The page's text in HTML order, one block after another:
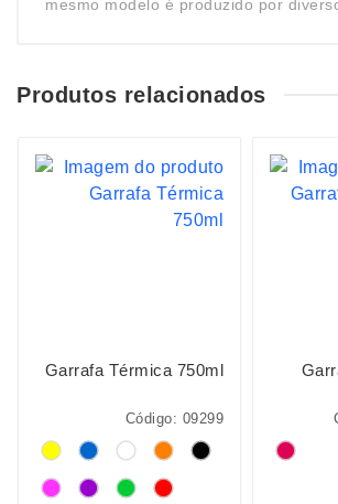
mesmo modelo é produzido por
Produtos relacionados
Garrafa Térmica 750ml
Código: 09299